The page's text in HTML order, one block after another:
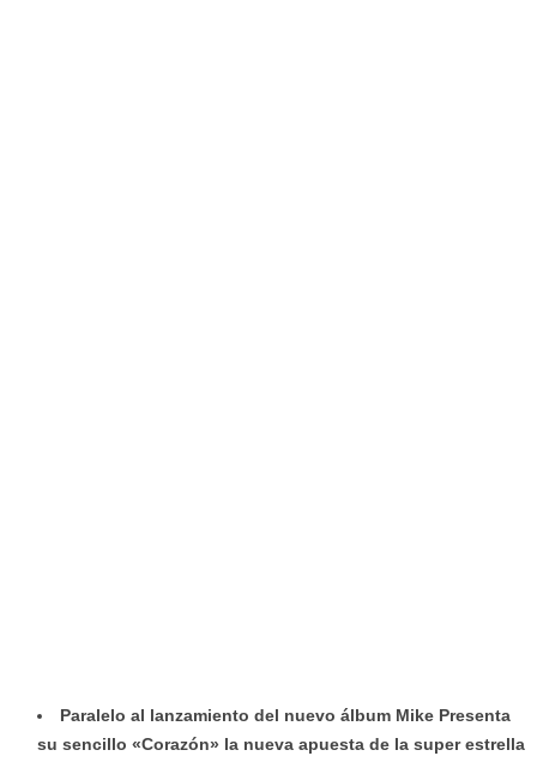
Paralelo al lanzamiento del nuevo álbum Mike Presenta
su sencillo «Corazón» la nueva apuesta de la super estrella